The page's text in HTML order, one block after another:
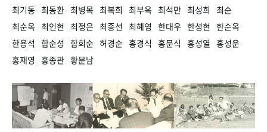
최기동 최동환 최병목 최복희 최부옥 최석만 최성희 최순
최순옥 최인현 최정은 최종선 최혜영 한대우 한성현 한순옥
한용석 함순성 함희순 허경순 홍경식 홍문식 홍성열 홍성운
홍재영 홍종관 황문남